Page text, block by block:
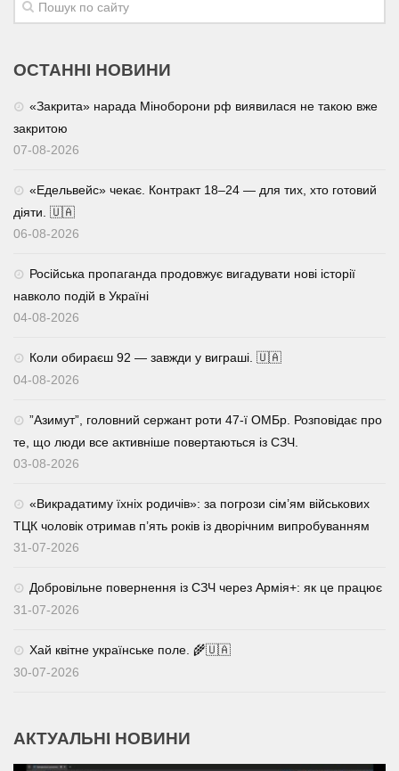
ОСТАННІ НОВИНИ
«Закрита» нарада Міноборони рф виявилася не такою вже
закритою
07-08-2026
«Едельвейс» чекає. Контракт 18–24 — для тих, хто готовий
діяти. 🇺🇦
06-08-2026
Російська пропаганда продовжує вигадувати нові історії
навколо подій в Україні
04-08-2026
Коли обираєш 92 — завжди у виграші. 🇺🇦
04-08-2026
⁨”Азимут”, головний сержант роти 47-ї ОМБр. Розповідає про
те, що люди все активніше повертаються із СЗЧ.
03-08-2026
«Викрадатиму їхніх родичів»: за погрози сім’ям військових
ТЦК чоловік отримав п’ять років із дворічним випробуванням
31-07-2026
Добровільне повернення із СЗЧ через Армія+: як це працює
31-07-2026
Хай квітне українське поле. 🌾🇺🇦
30-07-2026
АКТУАЛЬНІ НОВИНИ